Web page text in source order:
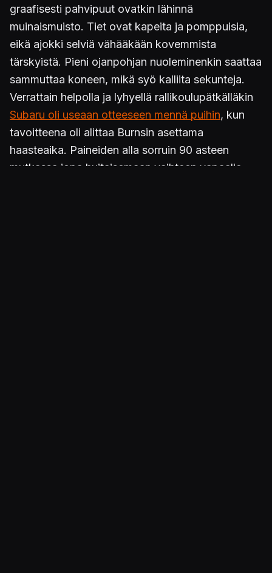
graafisesti pahvipuut ovatkin lähinnä
muinaismuisto. Tiet ovat kapeita ja pomppuisia,
eikä ajokki selviä vähääkään kovemmista
tärskyistä. Pieni ojanpohjan nuoleminenkin saattaa
sammuttaa koneen, mikä syö kalliita sekunteja.
Verrattain helpolla ja lyhyellä rallikoulupätkälläkin
Subaru oli useaan otteeseen mennä puihin, kun
tavoitteena oli alittaa Burnsin asettama
haasteaika. Paineiden alla sorruin 90 asteen
mutkassa jopa huitaisemaan vaihteen vapaalle.